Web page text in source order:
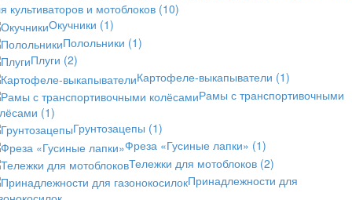
культиваторов и мотоблоков (10)
Окучники (1)
Полольники (1)
Плуги (2)
Картофеле-выкапыватели (1)
Рамы с транспортивочными
(1)
Грунтозацепы (1)
Фреза «Гусиные лапки» (1)
Тележки для мотоблоков (2)
Принадлежности для